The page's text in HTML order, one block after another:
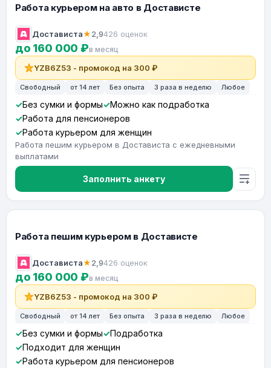
Работа курьером на авто в Достависте
Достависта★2,9426 оценок
до 160 000 ₽в месяц
YZB6Z53 - промокод на 300 ₽
Свободный от 14 лет Без опыта 3 раза в неделю Любое
Без сумки и формы
Можно как подработка
Работа для пенсионеров
Работа курьером для женщин
Работа пешим курьером в Достависта с ежедневными
выплатами
Заполнить анкету
Работа пешим курьером в Достависте
Достависта★2,9426 оценок
до 160 000 ₽в месяц
YZB6Z53 - промокод на 300 ₽
Свободный от 14 лет Без опыта 3 раза в неделю Любое
Без сумки и формы
Подработка
Подходит для женщин
Работа курьером для пенсионеров